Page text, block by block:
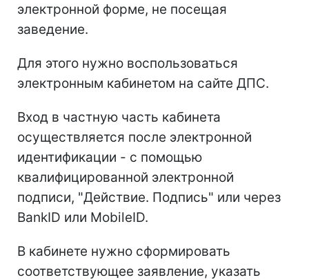
электронной форме, не посещая
заведение.
Для этого нужно воспользоваться
электронным кабинетом на сайте ДПС.
Вход в частную часть кабинета
осуществляется после электронной
идентификации - с помощью
квалифицированной электронной
подписи, "Действие. Подпись" или через
BankID или MobileID.
В кабинете нужно сформировать
соответствующее заявление, указать